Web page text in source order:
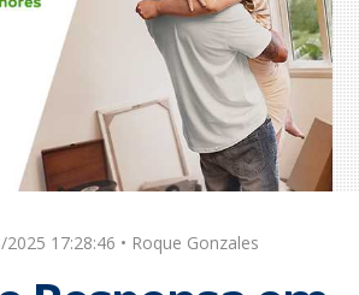
17:28:46 • Roque Gonzales